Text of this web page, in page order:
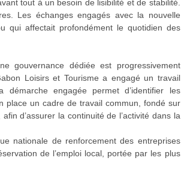
tout à un besoin de lisibilité et de stabilité.
Les échanges engagés avec la nouvelle
qui affectait profondément le quotidien des
gouvernance dédiée est progressivement
Loisirs et Tourisme a engagé un travail
démarche engagée permet d’identifier les
place un cadre de travail commun, fondé sur
d’assurer la continuité de l’activité dans la
nationale de renforcement des entreprises
de l’emploi local, portée par les plus